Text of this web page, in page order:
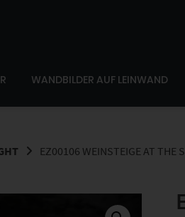
WANDBILDER AUF LEINWAND
EZ00106 WEINSTEIGE AT THE